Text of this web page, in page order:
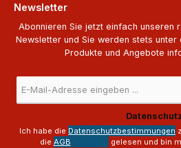
Newsletter
Abonnieren Sie jetzt einfach unseren
Newsletter und Sie werden stets unter
Produkte und Angebote
Mail-
Adresse
*
Ich habe die Datenschutzbestimmungen
die AGB gelesen und bin